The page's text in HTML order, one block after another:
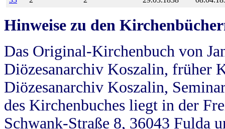
Hinweise zu den
Das Original-Kirchenbuch von
Diözesanarchiv Koszalin, früher
Diözesanarchiv Koszalin,
des Kirchenbuches liegt in der
Schwank-Straße 8, 36043 Fulda